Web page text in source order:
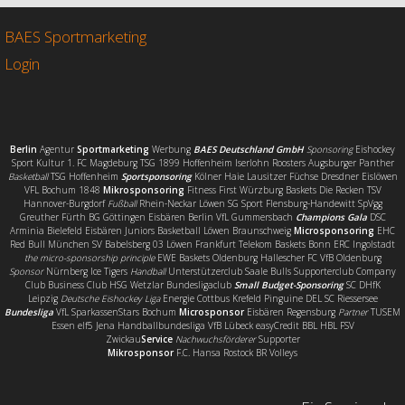
o
k
r
BAES Sportmarketing
Login
Berlin Agentur Sportmarketing Werbung BAES Deutschland GmbH SponsoringEishockey
Sport Kultur 1. FC Magdeburg TSG 1899 Hoffenheim Iserlohn Roosters Augsburger Panther
BasketballTSG Hoffenheim SportsponsoringKölner Haie Lausitzer Füchse Dresdner Eislöwen
VFL Bochum 1848 Mikrosponsoring Fitness First Würzburg Baskets Die Recken TSV
Hannover-Burgdorf FußballRhein-Neckar Löwen SG Sport Flensburg-Handewitt SpVgg
Greuther Fürth BG Göttingen Eisbären Berlin VfL Gummersbach Champions GalaDSC
Arminia Bielefeld Eisbären Juniors Basketball Löwen Braunschweig Microsponsoring EHC
Red Bull München SV Babelsberg 03 Löwen Frankfurt Telekom Baskets Bonn ERC Ingolstadt
the micro-sponsorship principleEWE Baskets Oldenburg Hallescher FC VfB Oldenburg
SponsorNürnberg Ice Tigers HandballUnterstützerclub Saale Bulls Supporterclub Company
Club Business Club HSG Wetzlar Bundesligaclub Small Budget-SponsoringSC DHfK
Leipzig Deutsche Eishockey LigaEnergie Cottbus Krefeld Pinguine DEL SC Riessersee
Bundesliga VfL SparkassenStars Bochum MicrosponsorEisbären Regensburg PartnerTUSEM
Essen elf5 Jena Handballbundesliga VfB Lübeck easyCredit BBL HBL FSV
ZwickauService NachwuchsfördererSupporter
MikrosponsorF.C. Hansa Rostock BR Volleys